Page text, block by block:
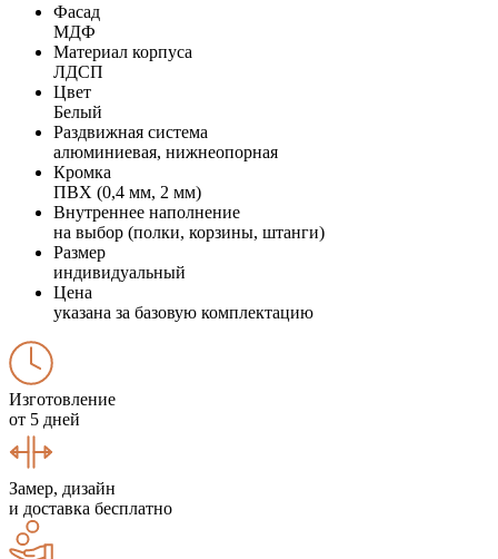
Фасад
МДФ
Материал корпуса
ЛДСП
Цвет
Белый
Раздвижная система
алюминиевая, нижнеопорная
Кромка
ПВХ (0,4 мм, 2 мм)
Внутреннее наполнение
на выбор (полки, корзины, штанги)
Размер
индивидуальный
Цена
указана за базовую комплектацию
Изготовление
от 5 дней
Замер, дизайн
и доставка бесплатно